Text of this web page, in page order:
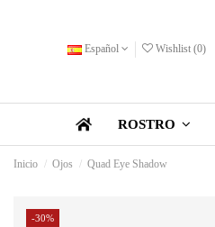
Español Wishlist (0)
ROSTRO
Inicio Ojos Quad Eye Shadow
-30%